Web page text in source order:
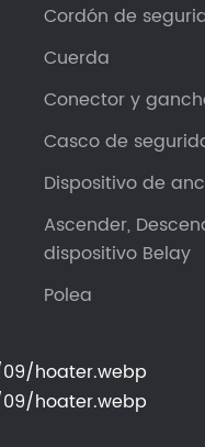
Cordón de
Cuerda
Conector y
Casco de
Dispositivo de
Ascender,
dispositivo Belay
Polea